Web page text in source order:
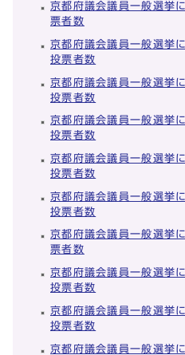
京都府議会議員一般選挙
票者数
京都府議会議員一般選挙
投票者数
京都府議会議員一般選挙
投票者数
京都府議会議員一般選挙
投票者数
京都府議会議員一般選挙
投票者数
京都府議会議員一般選挙
投票者数
京都府議会議員一般選挙
票者数
京都府議会議員一般選挙
投票者数
京都府議会議員一般選挙
投票者数
京都府議会議員一般選挙